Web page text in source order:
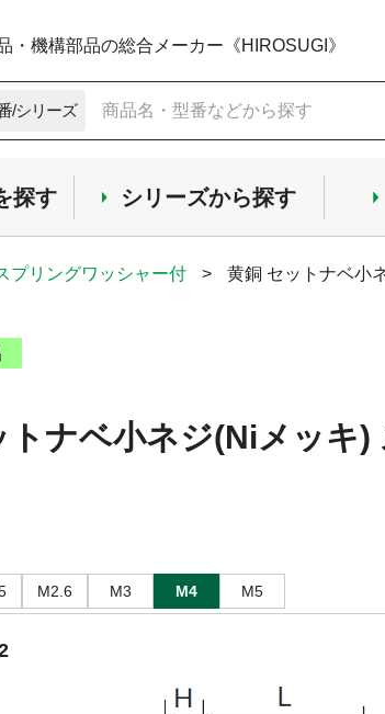
機構部品の総合メーカー《HIROSUGI》
/シリーズ
探す シリーズから探す
プリングワッシャー付 >
黄銅 セットナベ小
トナベ小ネジ(Niメッキ
M2.6 M3 M4 M5